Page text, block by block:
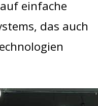
einfache
das auch